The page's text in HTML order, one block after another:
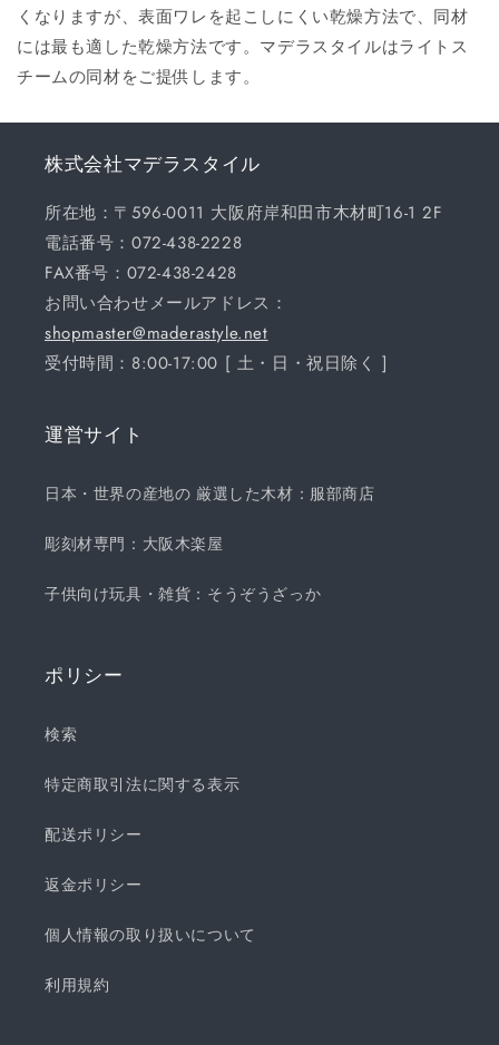
くなりますが、表面ワレを起こしにくい乾燥方法で、同材
には最も適した乾燥方法です。マデラスタイルはライトス
チームの同材をご提供します。
株式会社マデラスタイル
所在地：〒596-0011 大阪府岸和田市木材町16-1 2F
電話番号：072-438-2228
FAX番号：072-438-2428
お問い合わせメールアドレス：
shopmaster@maderastyle.net
受付時間：8:00-17:00 [ 土・日・祝日除く ]
運営サイト
日本・世界の産地の 厳選した木材：服部商店
彫刻材専門：大阪木楽屋
子供向け玩具・雑貨：そうぞうざっか
ポリシー
検索
特定商取引法に関する表示
配送ポリシー
返金ポリシー
個人情報の取り扱いについて
利用規約